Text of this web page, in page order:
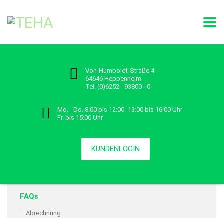
Von-Humboldt-Straße 4
64646 Heppenheim
Tel. (0)6252 - 93800 - 0
Mo. - Do. 8:00 bis 12:00 -13:00 bis 16:00 Uhr
Fr. bis 15:00 Uhr
KUNDENLOGIN
FAQs
Abrechnung